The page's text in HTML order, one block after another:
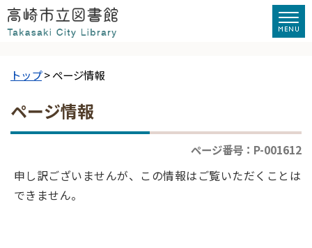
トップ> ページ情報
ページ情報
ページ番号：P-001612
申し訳ございませんが、この情報はご覧いただくことは
できません。